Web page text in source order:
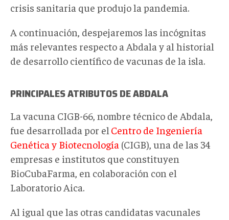
crisis sanitaria que produjo la pandemia.
A continuación, despejaremos las incógnitas
más relevantes respecto a Abdala y al historial
de desarrollo científico de vacunas de la isla.
PRINCIPALES ATRIBUTOS DE ABDALA
La vacuna CIGB-66, nombre técnico de Abdala,
fue desarrollada por el Centro de Ingeniería
Genética y Biotecnología (CIGB), una de las 34
empresas e institutos que constituyen
BioCubaFarma, en colaboración con el
Laboratorio Aica.
Al igual que las otras candidatas vacunales